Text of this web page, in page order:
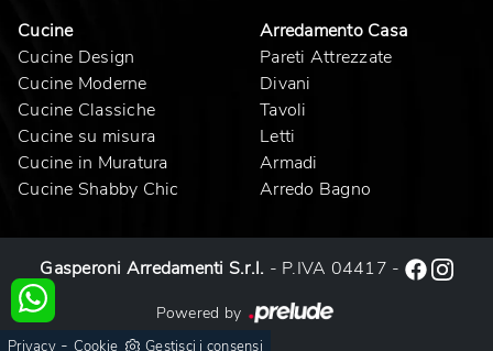
Cucine
Cucine Design
Cucine Moderne
Cucine Classiche
Cucine su misura
Cucine in Muratura
Cucine Shabby Chic
Arredamento Casa
Pareti Attrezzate
Divani
Tavoli
Letti
Armadi
Arredo Bagno
Gasperoni Arredamenti S.r.l. - P.IVA 04417 -
Powered by
Privacy- Cookie Gestisci i consensi